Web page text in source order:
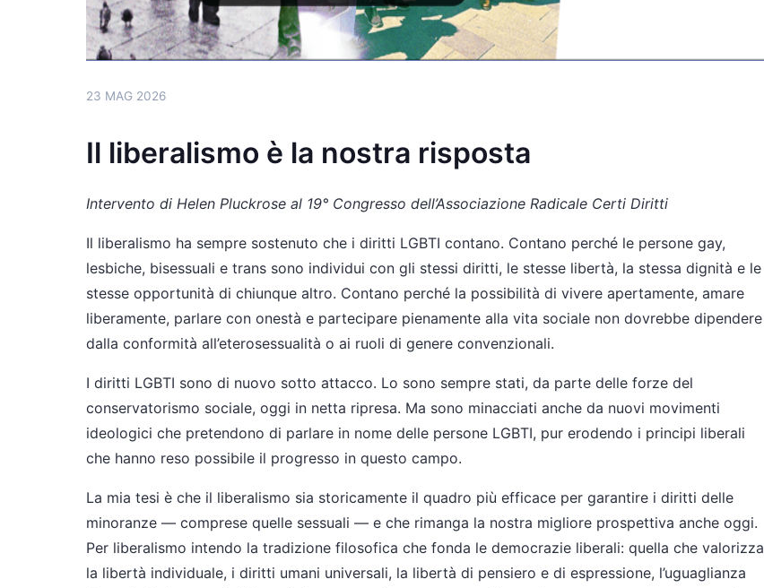
23 MAG 2026
Il liberalismo è la nostra risposta
Intervento di Helen Pluckrose al 19° Congresso dell’Associazione Radicale Certi Diritti
Il liberalismo ha sempre sostenuto che i diritti LGBTI contano. Contano perché le persone gay,
lesbiche, bisessuali e trans sono individui con gli stessi diritti, le stesse libertà, la stessa dignità e le
stesse opportunità di chiunque altro. Contano perché la possibilità di vivere apertamente, amare
liberamente, parlare con onestà e partecipare pienamente alla vita sociale non dovrebbe dipendere
dalla conformità all’eterosessualità o ai ruoli di genere convenzionali.
I diritti LGBTI sono di nuovo sotto attacco. Lo sono sempre stati, da parte delle forze del
conservatorismo sociale, oggi in netta ripresa. Ma sono minacciati anche da nuovi movimenti
ideologici che pretendono di parlare in nome delle persone LGBTI, pur erodendo i principi liberali
che hanno reso possibile il progresso in questo campo.
La mia tesi è che il liberalismo sia storicamente il quadro più efficace per garantire i diritti delle
minoranze — comprese quelle sessuali — e che rimanga la nostra migliore prospettiva anche oggi.
Per liberalismo intendo la tradizione filosofica che fonda le democrazie liberali: quella che valorizza
la libertà individuale, i diritti umani universali, la libertà di pensiero e di espressione, l’uguaglianza